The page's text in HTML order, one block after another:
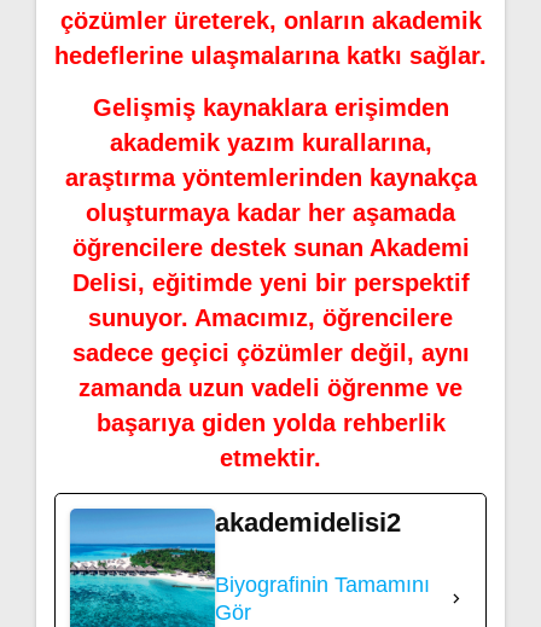
çözümler üreterek, onların akademik
hedeflerine ulaşmalarına katkı sağlar.
Gelişmiş kaynaklara erişimden
akademik yazım kurallarına,
araştırma yöntemlerinden kaynakça
oluşturmaya kadar her aşamada
öğrencilere destek sunan Akademi
Delisi, eğitimde yeni bir perspektif
sunuyor. Amacımız, öğrencilere
sadece geçici çözümler değil, aynı
zamanda uzun vadeli öğrenme ve
başarıya giden yolda rehberlik
etmektir.
akademidelisi2
Biyografinin Tamamını
Gör